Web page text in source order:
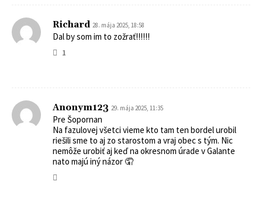
Richard 28. mája 2025, 18:58
Dal by som im to zožrať!!!!!!
1
Anonym123 29. mája 2025, 11:35
Pre Šopornan
Na fazulovej všetci vieme kto tam ten bordel urobil
riešili sme to aj zo starostom a vraj obec s tým. Nic
nemôže urobiť aj keď na okresnom úrade v Galante
nato majú iný názor 🤦